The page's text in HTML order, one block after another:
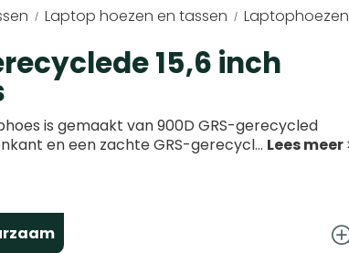
Laptop hoezen en tassen Laptophoezen
15,6 inch
is gemaakt van 900D GRS-gerecycled
en een zachte GRS-gerecycl...